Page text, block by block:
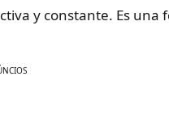
y constante. Es